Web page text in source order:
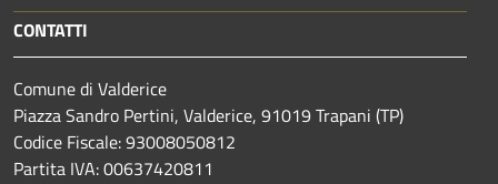
CONTATTI
Comune di Valderice
Piazza Sandro Pertini, Valderice, 91019 Trapani (TP)
Codice Fiscale: 93008050812
Partita IVA: 00637420811